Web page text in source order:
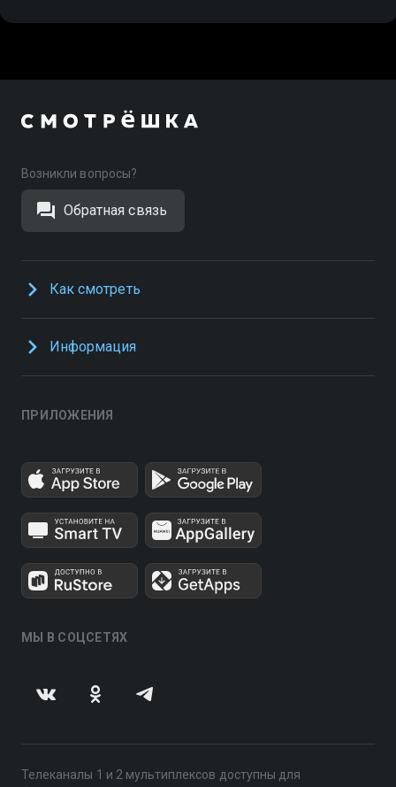
Возникли вопросы?
Обратная связь
Как смотреть
Информация
ПРИЛОЖЕНИЯ
МЫ В СОЦСЕТЯХ
Телеканалы 1 и 2 мультиплексов доступны для